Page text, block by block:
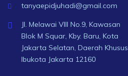
tanyaepidjuhadi@gmail.com
Jl. Melawai VIII No.9, Kawasan
Blok M Squar, Kby. Baru, Kota
Jakarta Selatan, Daerah Khusus
Ibukota Jakarta 12160